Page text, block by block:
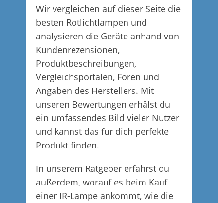
Wir vergleichen auf dieser Seite die
besten Rotlichtlampen und
analysieren die Geräte anhand von
Kundenrezensionen,
Produktbeschreibungen,
Vergleichsportalen, Foren und
Angaben des Herstellers. Mit
unseren Bewertungen erhälst du
ein umfassendes Bild vieler Nutzer
und kannst das für dich perfekte
Produkt finden.
In unserem Ratgeber erfährst du
außerdem, worauf es beim Kauf
einer IR-Lampe ankommt, wie die